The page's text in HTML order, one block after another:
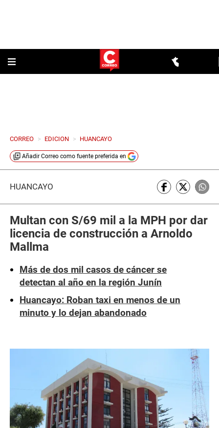
CORREO > EDICION > HUANCAYO
Añadir Correo como fuente preferida en
HUANCAYO
Multan con S/69 mil a la MPH por dar
licencia de construcción a Arnoldo
Mallma
Más de dos mil casos de cáncer se
detectan al año en la región Junín
Huancayo: Roban taxi en menos de un
minuto y lo dejan abandonado